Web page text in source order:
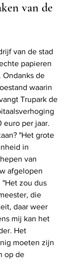
van de
van de stad
papieren
Ondanks de
waarin
Trupark de
euro per jaar.
"Het grote
in
van
afgelopen
"Het zou dus
die
daar weer
mij kan het
Het
moeten zijn
op de